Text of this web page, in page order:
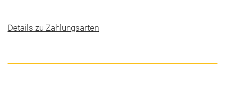
Details zu Zahlungsarten